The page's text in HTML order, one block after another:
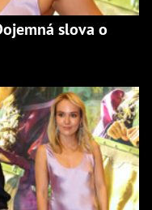
slova o